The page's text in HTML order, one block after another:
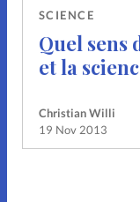
SCIENCE
Quel sens
et la
Christian Willi
19 Nov 2013